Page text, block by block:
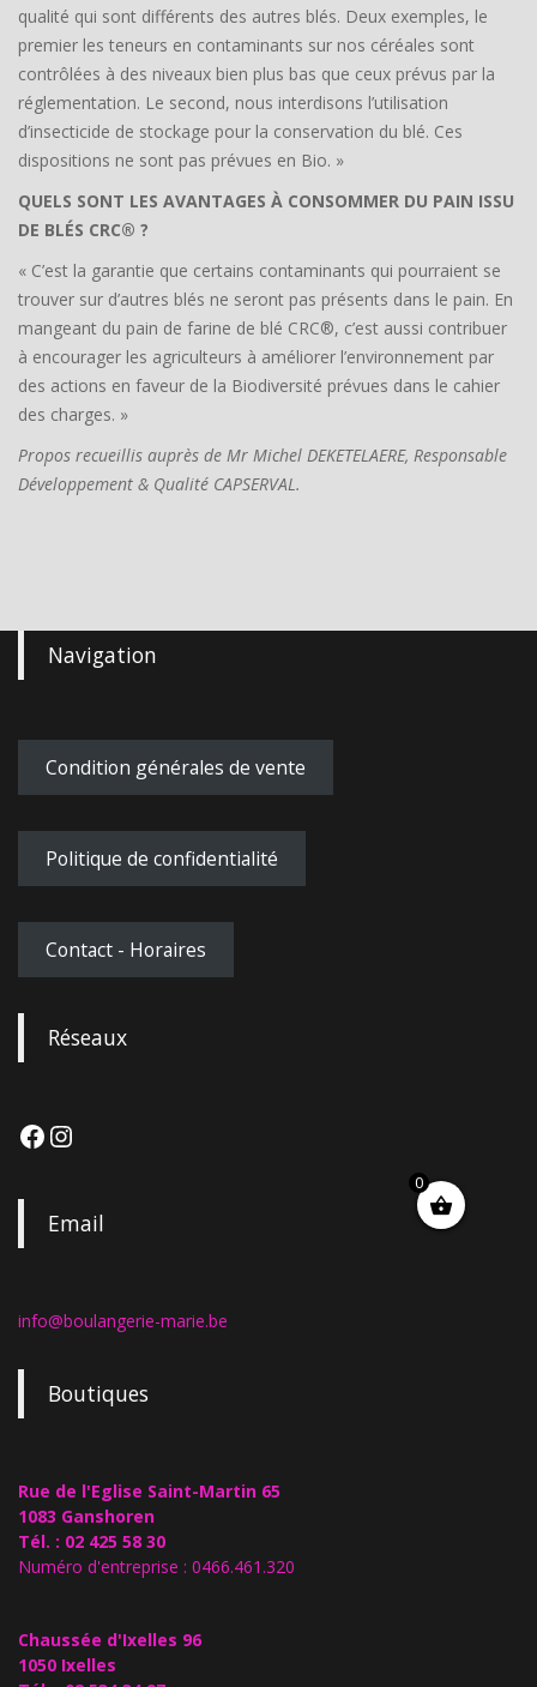
qualité qui sont différents des autres blés. Deux exemples, le
premier les teneurs en contaminants sur nos céréales sont
contrôlées à des niveaux bien plus bas que ceux prévus par la
réglementation. Le second, nous interdisons l’utilisation
d’insecticide de stockage pour la conservation du blé. Ces
dispositions ne sont pas prévues en Bio. »
QUELS SONT LES AVANTAGES À CONSOMMER DU PAIN ISSU
DE BLÉS CRC® ?
« C’est la garantie que certains contaminants qui pourraient se
trouver sur d’autres blés ne seront pas présents dans le pain. En
mangeant du pain de farine de blé CRC®, c’est aussi contribuer
à encourager les agriculteurs à améliorer l’environnement par
des actions en faveur de la Biodiversité prévues dans le cahier
des charges. »
Propos recueillis auprès de Mr Michel DEKETELAERE, Responsable
Développement & Qualité CAPSERVAL.
Navigation
Condition générales de vente
Politique de confidentialité
Contact - Horaires
Réseaux
Email
info@boulangerie-marie.be
Boutiques
Rue de l'Eglise Saint-Martin 65
1083 Ganshoren
Tél. : 02 425 58 30
Numéro d'entreprise : 0466.461.320
Chaussée d'Ixelles 96
1050 Ixelles
0